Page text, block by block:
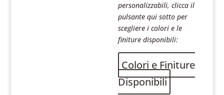
personalizzabili, clicca il
pulsante qui sotto per
scegliere i colori e le
finiture disponibili:
Colori e Finiture
Disponibili